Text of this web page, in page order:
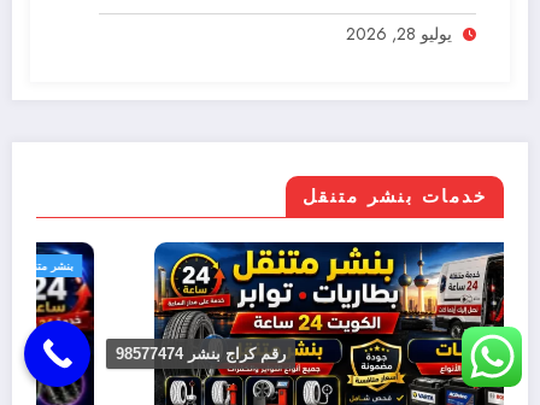
يوليو 28, 2026
خدمات بنشر متنقل
بنشر متنقل
رقم كراج بنشر 98577474